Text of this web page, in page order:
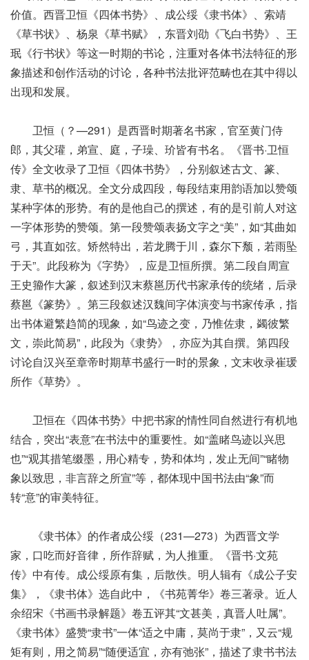
价值。西晋卫恒《四体书势》、成公绥《隶书体》、索靖
《草书状》、杨泉《草书赋》，东晋刘劭《飞白书势》、王
珉《行书状》等这一时期的书论，注重对各体书法特征的形
象描述和创作活动的讨论，各种书法批评范畴也在其中得以
出现和发展。
卫恒（？—291）是西晋时期著名书家，官至黄门侍
郎，其父瓘，弟宣、庭，子璪、玠皆有书名。《晋书·卫恒
传》全文收录了卫恒《四体书势》，分别叙述古文、篆、
隶、草书的概况。全文分成四段，每段结束用韵语加以赞颂
某种字体的形势。有的是他自己的撰述，有的是引前人对这
一字体形势的赞颂。第一段赞颂表扬文字之“美”，如“其曲如
弓，其直如弦。矫然特出，若龙腾于川，森尔下颓，若雨坠
于天”。此段称为《字势》，应是卫恒所撰。第二段自周宣
王史籀作大篆，叙述到汉末蔡邕历代书家承传的统绪，后录
蔡邕《篆势》。第三段叙述汉魏间字体演变与书家传承，指
出书体避繁趋简的现象，如“鸟迹之变，乃惟佐隶，蠲彼繁
文，崇此简易”，此段为《隶势》，亦应为其自撰。第四段
讨论自汉兴至章帝时期草书盛行一时的景象，文末收录崔瑗
所作《草势》。
卫恒在《四体书势》中把书家的情性同自然进行有机地
结合，突出“表意”在书法中的重要性。如“盖睹鸟迹以兴思
也”“观其措笔缀墨，用心精专，势和体均，发止无间”“睹物
象以致思，非言辞之所宣”等，都体现中国书法由“象”而
转“意”的审美特征。
《隶书体》的作者成公绥（231—273）为西晋文学
家，口吃而好音律，所作辞赋，为人推重。《晋书·文苑
传》中有传。成公绥原有集，后散佚。明人辑有《成公子安
集》，《隶书体》选自此中，《书苑菁华》卷三著录。近人
余绍宋《书画书录解题》卷五评其“文甚美，真晋人吐属”。
《隶书体》盛赞“隶书”一体“适之中庸，莫尚于隶”，又云“规
矩有则，用之简易”“随便适宜，亦有弛张”，描述了隶书书法